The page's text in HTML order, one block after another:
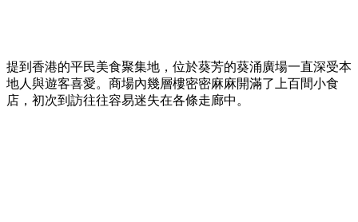
提到香港的平民美食聚集地，位於葵芳的葵涌廣場一直深受本
地人與遊客喜愛。商場內幾層樓密密麻麻開滿了上百間小食
店，初次到訪往往容易迷失在各條走廊中。